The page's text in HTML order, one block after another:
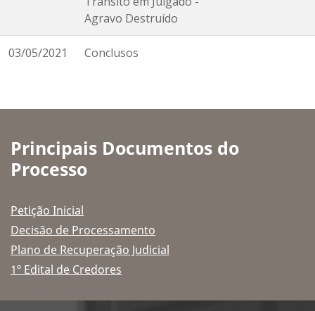
Agravo Destruído
03/05/2021 Conclusos
Principais Documentos do
Processo
Petição Inicial
Decisão de Processamento
Plano de Recuperação Judicial
1º Edital de Credores